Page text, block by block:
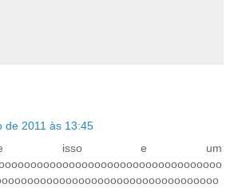
de 2011 às 13:45
isso e um